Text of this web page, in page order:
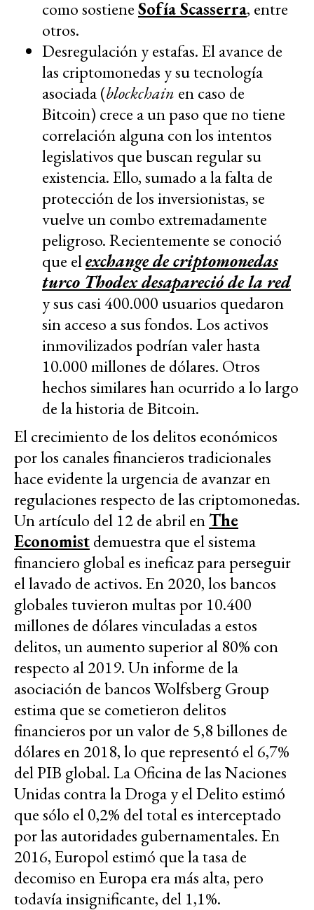
como sostieneSofía Scasserra, entre
otros.
Desregulación y estafas. El avance de
las criptomonedas y su tecnología
asociada (blockchain en caso de
Bitcoin) crece a un paso que no tiene
correlación alguna con los intentos
legislativos que buscan regular su
existencia. Ello, sumado a la falta de
protección de los inversionistas, se
vuelve un combo extremadamente
peligroso. Recientemente se conoció
que elexchange de criptomonedas
turco Thodex desapareció de la red
y sus casi 400.000 usuarios quedaron
sin acceso a sus fondos. Los activos
inmovilizados podrían valer hasta
10.000 millones de dólares. Otros
hechos similares han ocurrido a lo largo
de la historia de Bitcoin.
El crecimiento de los delitos económicos
por los canales financieros tradicionales
hace evidente la urgencia de avanzar en
regulaciones respecto de las criptomonedas.
Un artículo del 12 de abril enThe
Economistdemuestra que el sistema
financiero global es ineficaz para perseguir
el lavado de activos. En 2020, los bancos
globales tuvieron multas por 10.400
millones de dólares vinculadas a estos
delitos, un aumento superior al 80% con
respecto al 2019. Un informe de la
asociación de bancos Wolfsberg Group
estima que se cometieron delitos
financieros por un valor de 5,8 billones de
dólares en 2018, lo que representó el 6,7%
del PIB global. La Oficina de las Naciones
Unidas contra la Droga y el Delito estimó
que sólo el 0,2% del total es interceptado
por las autoridades gubernamentales. En
2016, Europol estimó que la tasa de
decomiso en Europa era más alta, pero
todavía insignificante, del 1,1%.